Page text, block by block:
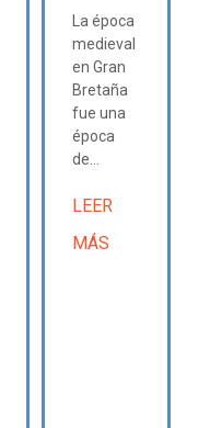
La época
medieval
en Gran
Bretaña
fue una
época
de...
LEER
MÁS